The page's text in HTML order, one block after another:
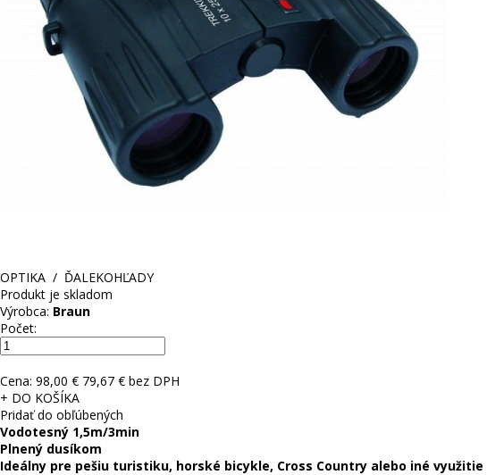
OPTIKA / ĎALEKOHĽADY
Produkt je skladom
Výrobca: Braun
Počet:
Cena: 98,00 € 79,67 € bez DPH
+ DO KOŠÍKA
Pridať do obľúbených
Vodotesný 1,5m/3min
Plnený dusíkom
Ideálny pre pešiu turistiku, horské bicykle, Cross Country alebo iné využitie